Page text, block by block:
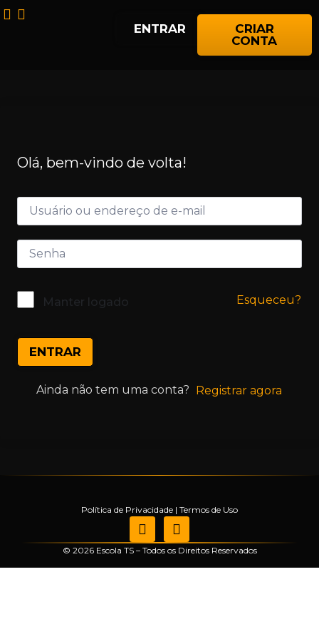
ENTRAR
CRIAR
CONTA
Olá, bem-vindo de volta!
Manter logado Esqueceu?
ENTRAR
Ainda não tem uma conta? Registrar agora
Política de Privacidade | Termos de Uso
© 2026 Escola TS – Todos os Direitos Reservados